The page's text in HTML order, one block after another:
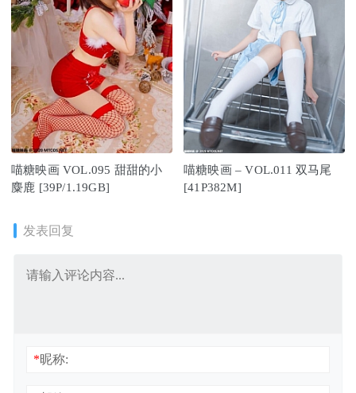
喵糖映画 VOL.095 甜甜的小
麋鹿 [39P/1.19GB]
喵糖映画 – VOL.011 双马尾
[41P382M]
发表回复
*昵称: